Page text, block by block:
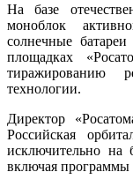
На базе
моноблок
солнечные
площадках
тиражированию
технологии.
Директор
Российская
исключительно на
включая